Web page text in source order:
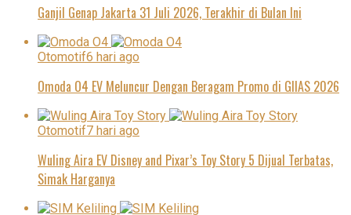
Ganjil Genap Jakarta 31 Juli 2026, Terakhir di Bulan Ini
Otomotif6 hari ago
Omoda O4 EV Meluncur Dengan Beragam Promo di GIIAS 2026
Otomotif7 hari ago
Wuling Aira EV Disney and Pixar’s Toy Story 5 Dijual Terbatas,
Simak Harganya